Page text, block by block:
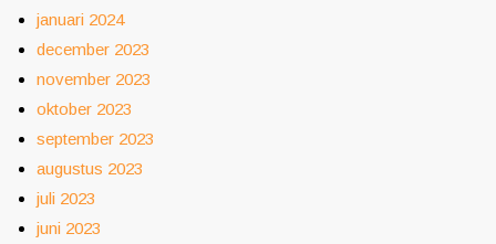
januari 2024
december 2023
november 2023
oktober 2023
september 2023
augustus 2023
juli 2023
juni 2023